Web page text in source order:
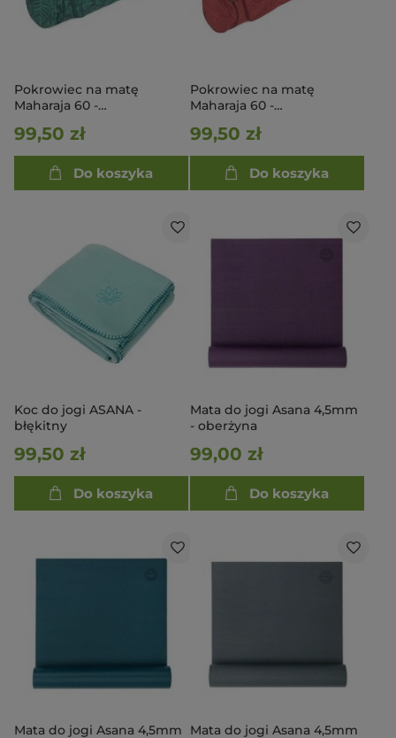
Pokrowiec na matę
Maharaja 60 -
99,50 zł
Do koszyka
Pokrowiec na matę
Maharaja 60 -
99,50 zł
Do koszyka
Koc do jogi ASANA -
błękitny
99,50 zł
Do koszyka
Mata do jogi Asana 4,5mm
- oberżyna
99,00 zł
Do koszyka
Mata do jogi Asana 4,5mm Mata do jogi Asana 4,5mm